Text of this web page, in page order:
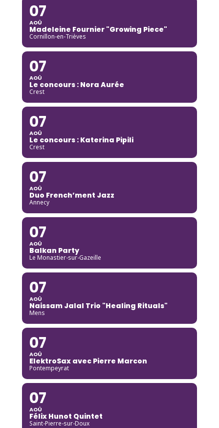
07
AOÛ
Madeleine Fournier "Growing Piece"
Cornillon-en-Trièves
07
AOÛ
Le concours : Nora Aurée
Crest
07
AOÛ
Le concours : Katerina Pipili
Crest
07
AOÛ
Duo French’ment Jazz
Annecy
07
AOÛ
Balkan Party
Le Monastier-sur-Gazeille
07
AOÛ
Naissam Jalal Trio "Healing Rituals"
Mens
07
AOÛ
ElektroSax avec Pierre Marcon
Pontempeyrat
07
AOÛ
Félix Hunot Quintet
Saint-Pierre-sur-Doux